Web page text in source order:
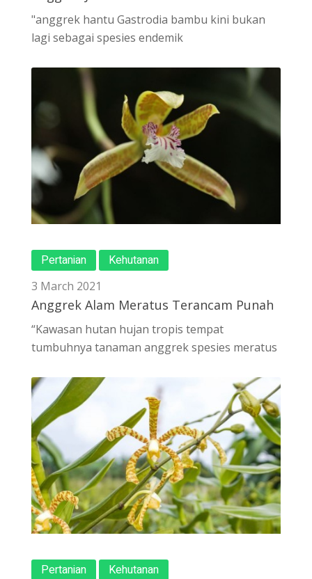
"anggrek hantu Gastrodia bambu kini bukan
lagi sebagai spesies endemik
Pertanian Kehutanan
3 March 2021
Anggrek Alam Meratus Terancam Punah
“Kawasan hutan hujan tropis tempat
tumbuhnya tanaman anggrek spesies meratus
Pertanian Kehutanan